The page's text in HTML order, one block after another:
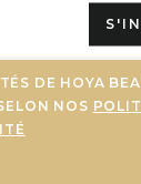
DE HOYA
NOS